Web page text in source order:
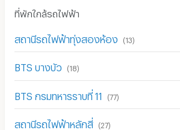
ที่พักใกล้รถไฟฟ้า
สถานีรถไฟฟ้าทุ่งสองห้อง (13)
BTS บางบัว (18)
BTS กรมทหารราบที่ 11 (77)
สถานีรถไฟฟ้าหลักสี่ (27)